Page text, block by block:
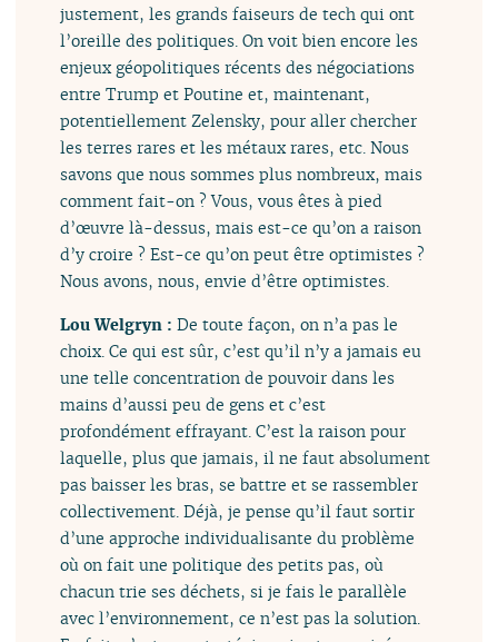
justement, les grands faiseurs de tech qui ont
l’oreille des politiques. On voit bien encore les
enjeux géopolitiques récents des négociations
entre Trump et Poutine et, maintenant,
potentiellement Zelensky, pour aller chercher
les terres rares et les métaux rares, etc. Nous
savons que nous sommes plus nombreux, mais
comment fait-on ? Vous, vous êtes à pied
d’œuvre là-dessus, mais est-ce qu’on a raison
d’y croire ? Est-ce qu’on peut être optimistes ?
Nous avons, nous, envie d’être optimistes.
Lou Welgryn :De toute façon, on n’a pas le
choix. Ce qui est sûr, c’est qu’il n’y a jamais eu
une telle concentration de pouvoir dans les
mains d’aussi peu de gens et c’est
profondément effrayant. C’est la raison pour
laquelle, plus que jamais, il ne faut absolument
pas baisser les bras, se battre et se rassembler
collectivement. Déjà, je pense qu’il faut sortir
d’une approche individualisante du problème
où on fait une politique des petits pas, où
chacun trie ses déchets, si je fais le parallèle
avec l’environnement, ce n’est pas la solution.